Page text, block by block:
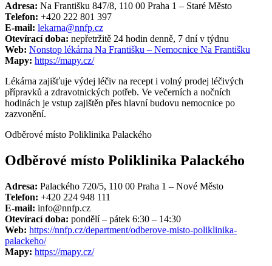
Adresa: Na Františku 847/8, 110 00 Praha 1 – Staré Město
Telefon: +420 222 801 397
E-mail: lekarna@nnfp.cz
Otevírací doba: nepřetržitě 24 hodin denně, 7 dní v týdnu
Web: Nonstop lékárna Na Františku – Nemocnice Na Františku
Mapy: https://mapy.cz/
Lékárna zajišťuje výdej léčiv na recept i volný prodej léčivých
přípravků a zdravotnických potřeb. Ve večerních a nočních
hodinách je vstup zajištěn přes hlavní budovu nemocnice po
zazvonění.
Odběrové místo Poliklinika Palackého
Odběrové místo Poliklinika Palackého
Adresa: Palackého 720/5, 110 00 Praha 1 – Nové Město
Telefon: +420 224 948 111
E-mail: info@nnfp.cz
Otevírací doba: pondělí – pátek 6:30 – 14:30
Web: https://nnfp.cz/department/odberove-misto-poliklinika-
palackeho/
Mapy: https://mapy.cz/